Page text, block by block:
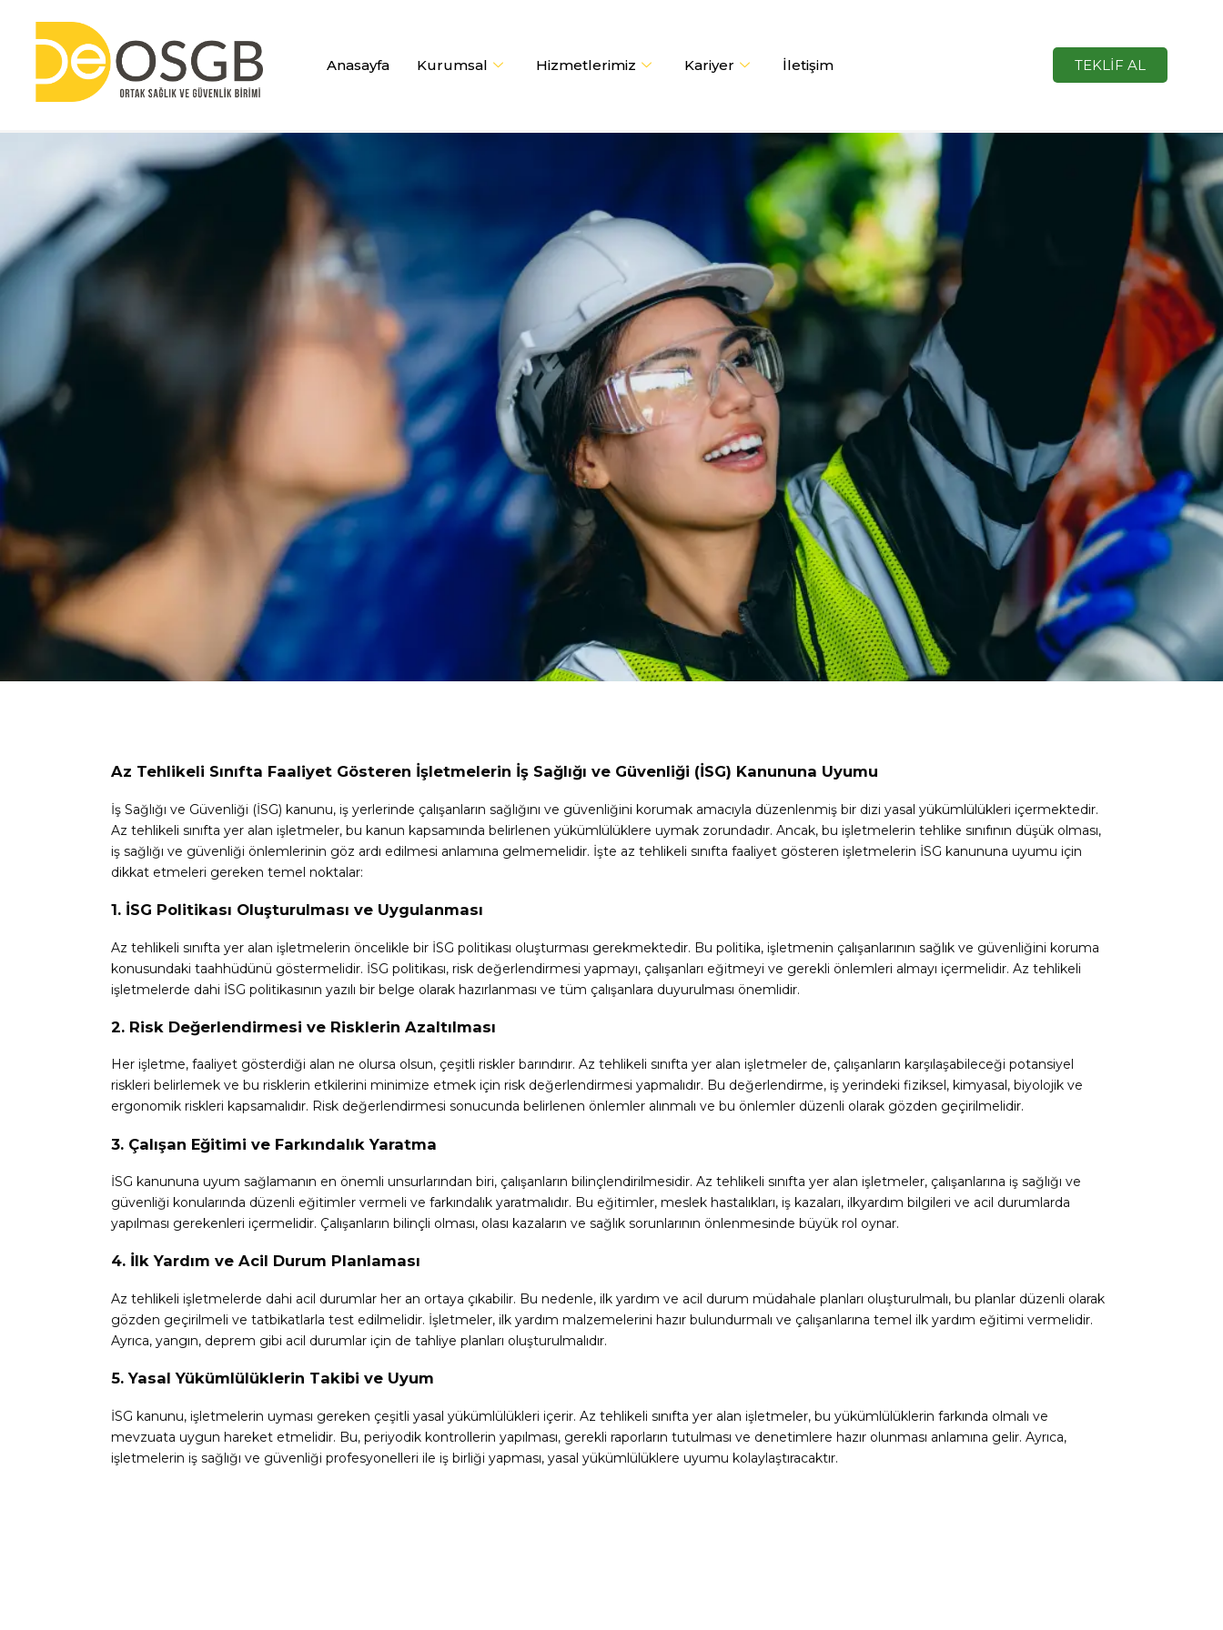
Anasayfa Kurumsal Hizmetlerimiz Kariyer İletişim TEKLİF AL
Az Tehlikeli Sınıfta Faaliyet Gösteren İşletmelerin İş Sağlığı ve Güvenliği (İSG) Kanununa Uyumu
İş Sağlığı ve Güvenliği (İSG) kanunu, iş yerlerinde çalışanların sağlığını ve güvenliğini korumak amacıyla düzenlenmiş bir dizi yasal yükümlülükleri içermektedir.
Az tehlikeli sınıfta yer alan işletmeler, bu kanun kapsamında belirlenen yükümlülüklere uymak zorundadır. Ancak, bu işletmelerin tehlike sınıfının düşük olması,
iş sağlığı ve güvenliği önlemlerinin göz ardı edilmesi anlamına gelmemelidir. İşte az tehlikeli sınıfta faaliyet gösteren işletmelerin İSG kanununa uyumu için
dikkat etmeleri gereken temel noktalar:
1. İSG Politikası Oluşturulması ve Uygulanması
Az tehlikeli sınıfta yer alan işletmelerin öncelikle bir İSG politikası oluşturması gerekmektedir. Bu politika, işletmenin çalışanlarının sağlık ve güvenliğini koruma
konusundaki taahhüdünü göstermelidir. İSG politikası, risk değerlendirmesi yapmayı, çalışanları eğitmeyi ve gerekli önlemleri almayı içermelidir. Az tehlikeli
işletmelerde dahi İSG politikasının yazılı bir belge olarak hazırlanması ve tüm çalışanlara duyurulması önemlidir.
2. Risk Değerlendirmesi ve Risklerin Azaltılması
Her işletme, faaliyet gösterdiği alan ne olursa olsun, çeşitli riskler barındırır. Az tehlikeli sınıfta yer alan işletmeler de, çalışanların karşılaşabileceği potansiyel
riskleri belirlemek ve bu risklerin etkilerini minimize etmek için risk değerlendirmesi yapmalıdır. Bu değerlendirme, iş yerindeki fiziksel, kimyasal, biyolojik ve
ergonomik riskleri kapsamalıdır. Risk değerlendirmesi sonucunda belirlenen önlemler alınmalı ve bu önlemler düzenli olarak gözden geçirilmelidir.
3. Çalışan Eğitimi ve Farkındalık Yaratma
İSG kanununa uyum sağlamanın en önemli unsurlarından biri, çalışanların bilinçlendirilmesidir. Az tehlikeli sınıfta yer alan işletmeler, çalışanlarına iş sağlığı ve
güvenliği konularında düzenli eğitimler vermeli ve farkındalık yaratmalıdır. Bu eğitimler, meslek hastalıkları, iş kazaları, ilkyardım bilgileri ve acil durumlarda
yapılması gerekenleri içermelidir. Çalışanların bilinçli olması, olası kazaların ve sağlık sorunlarının önlenmesinde büyük rol oynar.
4. İlk Yardım ve Acil Durum Planlaması
Az tehlikeli işletmelerde dahi acil durumlar her an ortaya çıkabilir. Bu nedenle, ilk yardım ve acil durum müdahale planları oluşturulmalı, bu planlar düzenli olarak
gözden geçirilmeli ve tatbikatlarla test edilmelidir. İşletmeler, ilk yardım malzemelerini hazır bulundurmalı ve çalışanlarına temel ilk yardım eğitimi vermelidir.
Ayrıca, yangın, deprem gibi acil durumlar için de tahliye planları oluşturulmalıdır.
5. Yasal Yükümlülüklerin Takibi ve Uyum
İSG kanunu, işletmelerin uyması gereken çeşitli yasal yükümlülükleri içerir. Az tehlikeli sınıfta yer alan işletmeler, bu yükümlülüklerin farkında olmalı ve
mevzuata uygun hareket etmelidir. Bu, periyodik kontrollerin yapılması, gerekli raporların tutulması ve denetimlere hazır olunması anlamına gelir. Ayrıca,
işletmelerin iş sağlığı ve güvenliği profesyonelleri ile iş birliği yapması, yasal yükümlülüklere uyumu kolaylaştıracaktır.